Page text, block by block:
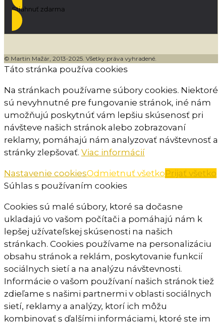
Stiahnuť zdarma
© Martin Mažár, 2013-2025. Všetky práva vyhradené.
Táto stránka používa cookies
Na stránkach používame súbory cookies. Niektoré
sú nevyhnutné pre fungovanie stránok, iné nám
umožňujú poskytnúť vám lepšiu skúsenosť pri
návšteve našich stránok alebo zobrazovaní
reklamy, pomáhajú nám analyzovať návštevnosť a
stránky zlepšovať. Viac informácií
Nastavenie cookiesOdmietnuť všetkoPrijať všetko
Súhlas s používaním cookies
Cookies sú malé súbory, ktoré sa dočasne
ukladajú vo vašom počítači a pomáhajú nám k
lepšej užívateľskej skúsenosti na našich
stránkach. Cookies používame na personalizáciu
obsahu stránok a reklám, poskytovanie funkcií
sociálnych sietí a na analýzu návštevnosti.
Informácie o vašom používaní našich stránok tiež
zdieľame s našimi partnermi v oblasti sociálnych
sietí, reklamy a analýzy, ktorí ich môžu
kombinovať s ďalšími informáciami, ktoré ste im